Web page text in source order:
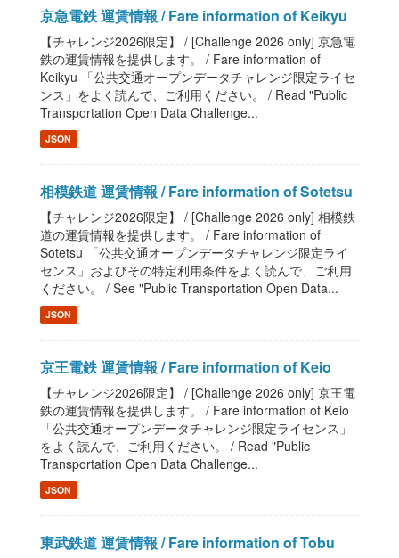
京急電鉄 運賃情報 / Fare information of Keikyu
【チャレンジ2026限定】 / [Challenge 2026 only] 京急電
鉄の運賃情報を提供します。 / Fare information of
Keikyu 「公共交通オープンデータチャレンジ限定ライセ
ンス」をよく読んで、ご利用ください。 / Read "Public
Transportation Open Data Challenge...
JSON
相模鉄道 運賃情報 / Fare information of Sotetsu
【チャレンジ2026限定】 / [Challenge 2026 only] 相模鉄
道の運賃情報を提供します。 / Fare information of
Sotetsu 「公共交通オープンデータチャレンジ限定ライ
センス」およびその特定利用条件をよく読んで、ご利用
ください。 / See "Public Transportation Open Data...
JSON
京王電鉄 運賃情報 / Fare information of Keio
【チャレンジ2026限定】 / [Challenge 2026 only] 京王電
鉄の運賃情報を提供します。 / Fare information of Keio
「公共交通オープンデータチャレンジ限定ライセンス」
をよく読んで、ご利用ください。 / Read "Public
Transportation Open Data Challenge...
JSON
東武鉄道 運賃情報 / Fare information of Tobu